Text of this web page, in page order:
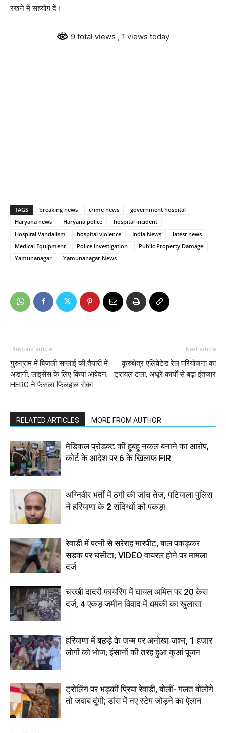
रखने में सहयोग दें।
9 total views , 1 views today
TAGS breaking news crime news
government hospital
Haryana news
Haryana police
hospital incident
Hospital Vandalism
hospital violence India News
latest news
Medical Equipment
Police Investigation
Public Property Damage
Yamunanagar
Yamunanagar News
Previous article
गुरुग्राम में बिजली सप्लाई की तैयारी में
अडानी, लाइसेंस के लिए किया आवेदन;
HERC ने फैसला फिलहाल रोका
Next article
कुरुक्षेत्र एलिवेटेड रेल परियोजना का
ट्रायल टला, अधूरे कार्यों से बढ़ा इंतजार
RELATED ARTICLES MORE FROM AUTHOR
मेडिकल प्रोडक्ट की हूबहू नकल बनाने का आरोप,
कोर्ट के आदेश पर 6 के खिलाफ FIR
अग्निवीर भर्ती में ठगी की जांच तेज, पटियाला पुलिस
ने हरियाणा के 2 संदिग्धों को पकड़ा
रेवाड़ी में पत्नी से सरेराह मारपीट, बाल पकड़कर
सड़क पर घसीटा; VIDEO वायरल होने पर मामला
दर्ज
चरखी दादरी फायरिंग में घायल अमित पर 20 केस
दर्ज, 4 एकड़ जमीन विवाद में धमकी का खुलासा
हरियाणा में बछड़े के जन्म पर अनोखा जश्न, 1 हजार
लोगों को भोज; इंसानों की तरह हुआ कुआं पूजन
ट्रोलिंग पर भड़कीं प्रिया रेवाड़ी, बोलीं- गलत बोलोगे
तो जवाब दूंगी; डांस में नए स्टेप जोड़ने का ऐलान